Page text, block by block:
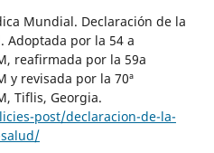
Mundial. Declaración de la
Adoptada por la 54 a
reafirmada por la 59a
y revisada por la 70ª
Tiflis, Georgia.
post/declaracion-de-la-